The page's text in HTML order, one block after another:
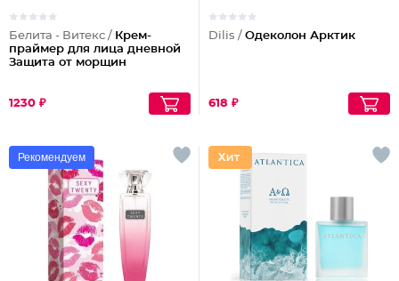
Белита - Витекс / Крем-
праймер для лица дневной
Защита от морщин
1230 ₽
Dilis / Одеколон Арктик
618 ₽
Рекомендуем